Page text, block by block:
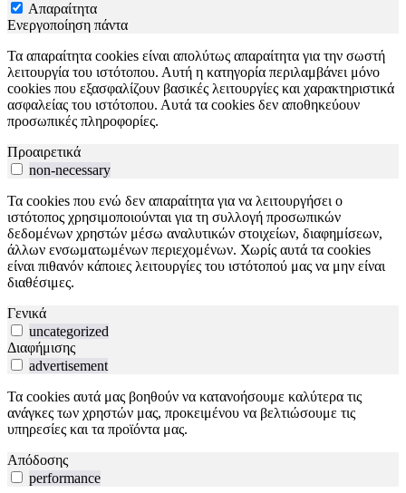
Απαραίτητα
Ενεργοποίηση πάντα
Τα απαραίτητα cookies είναι απολύτως απαραίτητα για την σωστή
λειτουργία του ιστότοπου. Αυτή η κατηγορία περιλαμβάνει μόνο
cookies που εξασφαλίζουν βασικές λειτουργίες και χαρακτηριστικά
ασφαλείας του ιστότοπου. Αυτά τα cookies δεν αποθηκεύουν
προσωπικές πληροφορίες.
Προαιρετικά
non-necessary
Τα cookies που ενώ δεν απαραίτητα για να λειτουργήσει ο
ιστότοπος χρησιμοποιούνται για τη συλλογή προσωπικών
δεδομένων χρηστών μέσω αναλυτικών στοιχείων, διαφημίσεων,
άλλων ενσωματωμένων περιεχομένων. Χωρίς αυτά τα cookies
είναι πιθανόν κάποιες λειτουργίες του ιστότοπού μας να μην είναι
διαθέσιμες.
Γενικά
uncategorized
Διαφήμισης
advertisement
Τα cookies αυτά μας βοηθούν να κατανοήσουμε καλύτερα τις
ανάγκες των χρηστών μας, προκειμένου να βελτιώσουμε τις
υπηρεσίες και τα προϊόντα μας.
Απόδοσης
performance